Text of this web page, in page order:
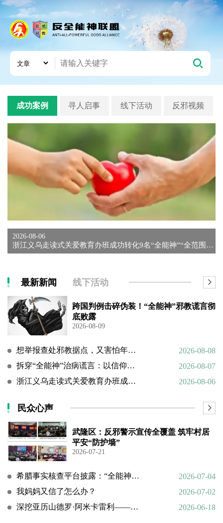
成功案例 寻人启事 线下活动 反邪视频
2026-08-06
浙江义乌走读式关爱教育办班成功转化9名“全能神”“全范围教会...
最新新闻 线下活动
跨国判例击碎伪装！“全能神”邪教谎言彻
底败露
2026-08-09
想举报查处邪教据点，又害怕年迈的父母心理难以承受
2026-08-08
拆穿“全能神”治病谎言：以信仰绑架生命，以洗脑延误治疗
2026-08-07
浙江义乌走读式关爱教育办班成功转化9名“全能神”“全范围教会”等邪教人员
2026-08-06
民众心声
武隆区：反邪警示宣传全覆盖 筑牢村居
平安“防护墙”
2026-07-21
希腊事实核查平台披露：“全能神”邪教借AI技术向欧洲渗透
2026-07-04
我妈妈又信了怎么办？
2026-07-02
深挖亚历山德罗·阿米卡雷利——一个邪教组织的国际帮凶
2026-06-18